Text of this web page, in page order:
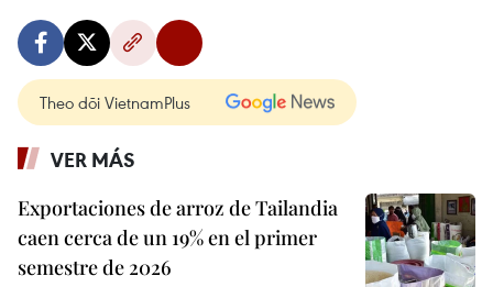
Theo dõi VietnamPlus
VER MÁS
Exportaciones de arroz de Tailandia
caen cerca de un 19% en el primer
semestre de 2026